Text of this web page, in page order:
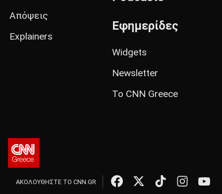
Απόψεις
Explainers
Εφημερίδες
Widgets
Newsletter
Το CNN Greece
ΑΚΟΛΟΥΘΗΣΤΕ ΤΟ CNN.GR